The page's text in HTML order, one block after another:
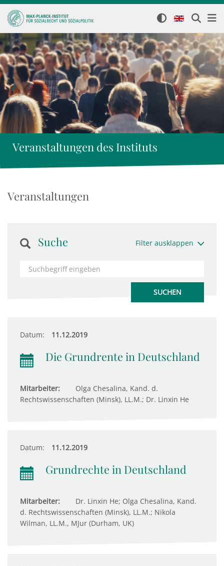
Veranstaltungen des Instituts
Veranstaltungen
Suche Filter ausklappen
Datum: 11.12.2019
Die Grundrente in Deutschland
Mitarbeiter:
Olga Chesalina, Kand. d.
Rechtswissenschaften (Minsk), LL.M.; Dr. Linxin He
Datum: 11.12.2019
Grundrechte in Deutschland
Mitarbeiter:
Dr. Linxin He; Olga Chesalina, Kand.
d. Rechtswissenschaften (Minsk), LL.M.; Nikola
Wilman, LL.M., MJur (Durham, UK)